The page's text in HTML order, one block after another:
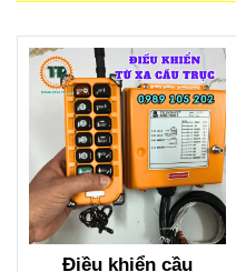
Điều khiển cầu